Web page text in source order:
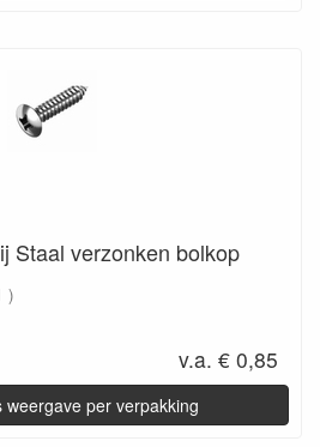
Staal verzonken bolkop
)
v.a. € 0,85
weergave per verpakking